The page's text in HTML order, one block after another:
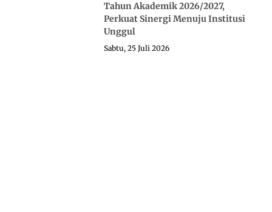
Tahun Akademik 2026/2027,
Perkuat Sinergi Menuju Institusi
Unggul
Sabtu, 25 Juli 2026